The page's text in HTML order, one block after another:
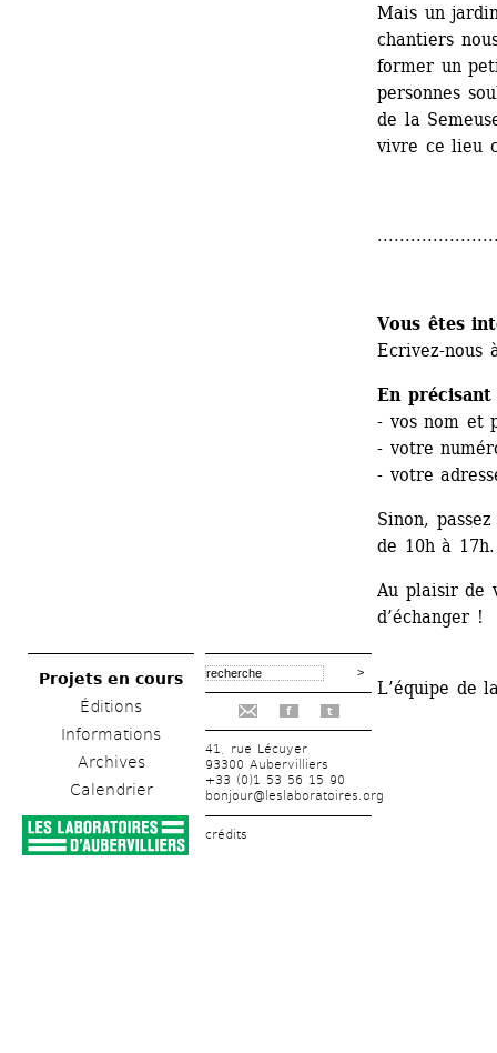
Projets en cours
Éditions
Informations
Archives
Calendrier
f t
41, rue Lécuyer
93300 Aubervilliers
+33 (0)1 53 56 15 90
bonjour@leslaboratoires.org
crédits
Mais un
chantiers
former un
personnes
de la
vivre ce lieu
Vous êtes
Ecrivez-nous
En précisant
- vos nom et
- votre
- votre
Sinon,
de 10h à 17h.
Au plaisir de
d’échanger !
L’équipe de